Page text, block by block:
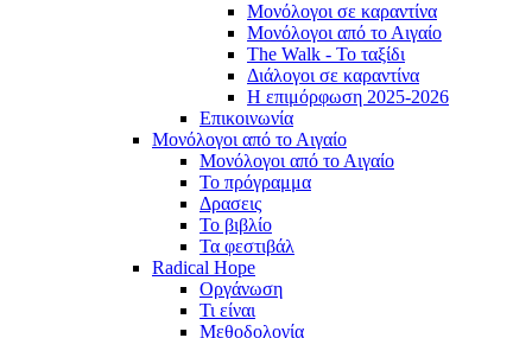
Μονόλογοι σε καραντίνα
Μονόλογοι από το Αιγαίο
The Walk - Το ταξίδι
Διάλογοι σε καραντίνα
Η επιμόρφωση 2025-2026
Επικοινωνία
Μονόλογοι από το Αιγαίο
Μονόλογοι από το Αιγαίο
Το πρόγραμμα
Δρασεις
Το βιβλίο
Τα φεστιβάλ
Radical Hope
Οργάνωση
Τι είναι
Μεθοδολογία